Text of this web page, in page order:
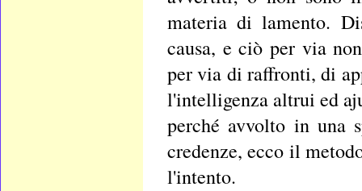
materia di lamento.
causa, e ciò per via
per via di raffronti, di
l'intelligenza altrui ed
perché avvolto in una
credenze, ecco il
l'intento.